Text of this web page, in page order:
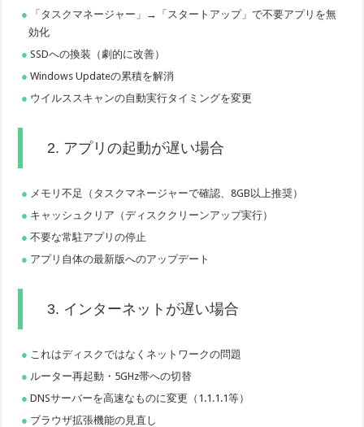
「タスクマネージャー」→「スタートアップ」で不要アプリを無
効化
SSDへの換装（劇的に改善）
Windows Updateの累積を解消
ウイルススキャンの自動実行タイミングを変更
2. アプリの起動が遅い場合
メモリ不足（タスクマネージャーで確認、8GB以上推奨）
キャッシュクリア（ディスククリーンアップ実行）
不要な常駐アプリの停止
アプリ自体の最新版へのアップデート
3. インターネットが遅い場合
これはディスクではなくネットワークの問題
ルーター再起動・5GHz帯への切替
DNSサーバーを高速なものに変更（1.1.1.1等）
ブラウザ拡張機能の見直し